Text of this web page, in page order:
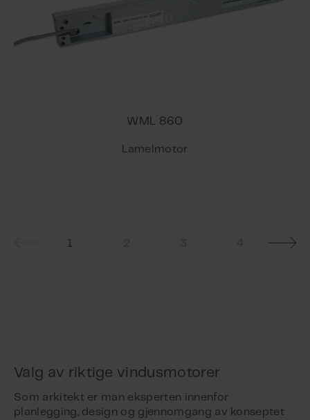
WML 860
Lamelmotor
Valg av riktige vindusmotorer
Som arkitekt er man eksperten innenfor
planlegging, design og gjennomgang av konseptet